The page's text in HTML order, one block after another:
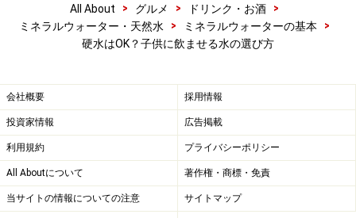
か、などを問い合わせてみるといいと思います。
自分で調べることが難しい場合は、ヨーロッパの基準で
「ナチュラルミネラルウォーター」と認められているも
のを選べば、水源地やその周辺の環境保護が義務づけら
れており、水質に関しても厳しい基準が設けられていま
すので、安心だと思います。
All About > グルメ > ドリンク・お酒
>
ミネラルウォーター・天然水
> ミネラルウォーターの基本
>
硬水はOK？子供に飲ませる水の選び方
会社概要 採用情報
投資家情報 広告掲載
利用規約 プライバシーポリシー
All Aboutについて 著作権・商標・免責
当サイトの情報についての注意 サイトマップ